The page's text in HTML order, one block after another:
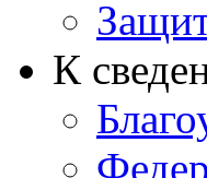
К